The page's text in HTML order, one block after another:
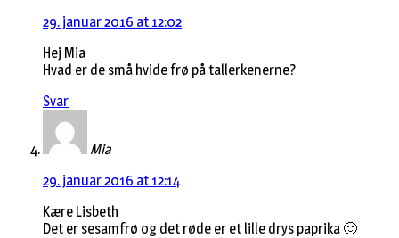
29. januar 2016 at 12:02
Hej Mia
Hvad er de små hvide frø på tallerkenerne?
Svar
Mia
29. januar 2016 at 12:14
Kære Lisbeth
Det er sesamfrø og det røde er et lille drys paprika 🙂